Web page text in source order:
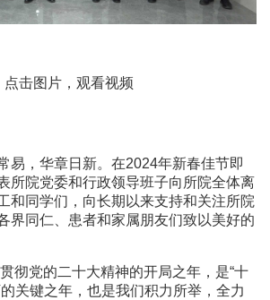
点击图片，观看视频
易，华章日新。在2024年新春佳节即
所院党委和行政领导班子向所院全体离
和同学们，向长期以来支持和关注所院
界同仁、患者和家属朋友们致以美好的
彻党的二十大精神的开局之年，是“十
关键之年，也是我们积力所举，全力